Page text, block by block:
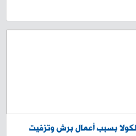
في تجهيز مطابخ منزليّة وأعمال "نجارة"،
ليعرض عليها خدماته. ولدى
يتمّ الاتّفاق على مبلغ معيّن لقاء وعده لهم
على "رعبون" كدفعة أوليّة، ويتوارى بعدها عن
بسبب أعمال برش وتزفيت